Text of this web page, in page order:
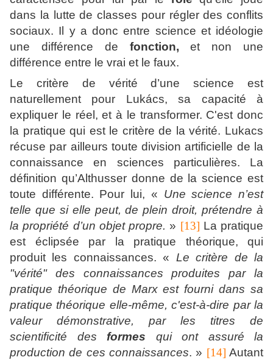
dans la lutte de classes pour régler des conflits
sociaux. Il y a donc entre science et idéologie
une différence de fonction, et non une
différence entre le vrai et le faux.
Le critère de vérité d’une science est
naturellement pour Lukács, sa capacité à
expliquer le réel, et à le transformer. C'est donc
la pratique qui est le critère de la vérité. Lukacs
récuse par ailleurs toute division artificielle de la
connaissance en sciences particulières. La
définition qu’Althusser donne de la science est
toute différente. Pour lui, « Une science n’est
telle que si elle peut, de plein droit, prétendre à
la propriété d’un objet propre. » [13] La pratique
est éclipsée par la pratique théorique, qui
produit les connaissances. « Le critère de la
"vérité" des connaissances produites par la
pratique théorique de Marx est fourni dans sa
pratique théorique elle-même, c'est-à-dire par la
valeur démonstrative, par les titres de
scientificité des formes qui ont assuré la
production de ces connaissances. » [14] Autant